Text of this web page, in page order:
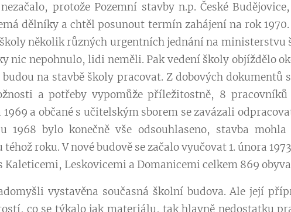
protože Pozemní stavby n.p. České
dělníky a chtěl posunout termín zahájení na rok
několik různých urgentních jednání na ministerstvu
nic nepohnulo, lidi neměli. Pak vedení školy objíždělo
na stavbě školy pracovat. Z dobových dokumentů
a potřeby vypomůže příležitostně, 8 pracovníků
a občané s učitelským sborem se zavázali
bylo konečně vše odsouhlaseno, stavba mohla
roku. V nové budově se začalo vyučovat 1. února
Kaleticemi, Leskovicemi a Domanicemi celkem 869
vystavěna současná školní budova. Ale její
co se týkalo jak materiálu, tak hlavně nedostatku